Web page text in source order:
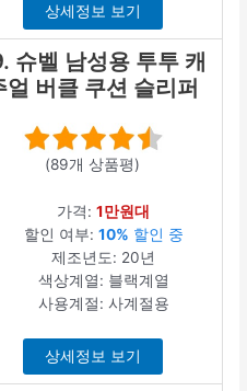
상세정보 보기
슈벨 남성용 투투 캐
얼 버클 쿠션 슬리퍼
(89개 상품평)
가격:1만원대
할인 여부: 10% 할인 중
제조년도: 20년
색상계열: 블랙계열
사용계절: 사계절용
상세정보 보기